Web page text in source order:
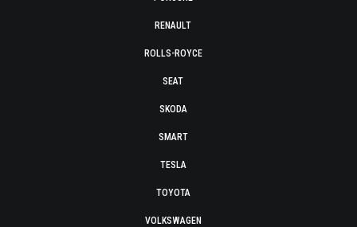
RENAULT
ROLLS-ROYCE
SEAT
SKODA
SMART
TESLA
TOYOTA
VOLKSWAGEN